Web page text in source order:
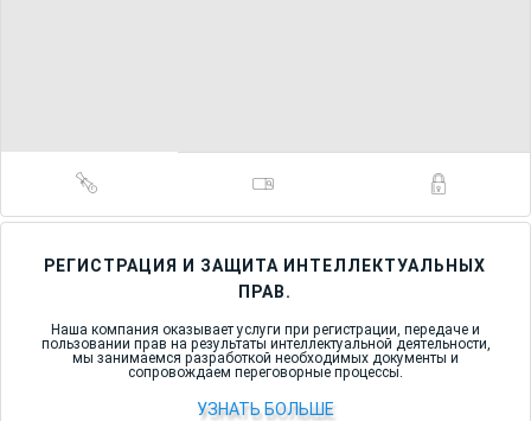
РЕГИСТРАЦИЯ И ЗАЩИТА ИНТЕЛЛЕКТУАЛЬНЫХ
ПРАВ.
Наша компания оказывает услуги при регистрации, передаче и
пользовании прав на результаты интеллектуальной деятельности,
мы занимаемся разработкой необходимых документы и
сопровождаем переговорные процессы.
УЗНАТЬ БОЛЬШЕ